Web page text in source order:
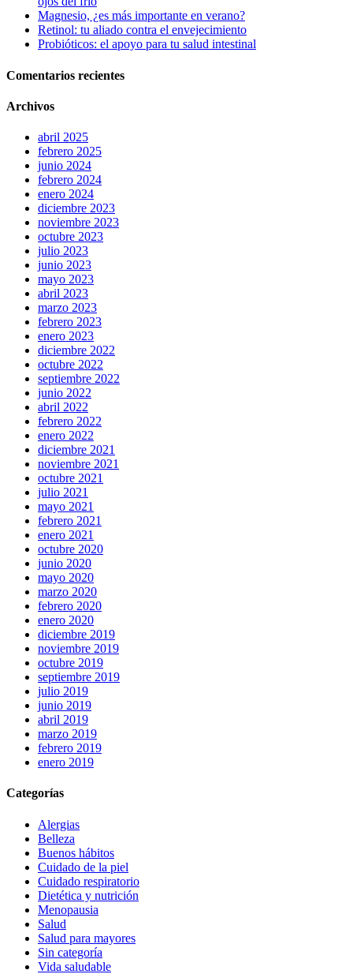
Magnesio, ¿es más importante en verano?
Retinol: tu aliado contra el envejecimiento
Probióticos: el apoyo para tu salud intestinal
Comentarios recientes
Archivos
abril 2025
febrero 2025
junio 2024
febrero 2024
enero 2024
diciembre 2023
noviembre 2023
octubre 2023
julio 2023
junio 2023
mayo 2023
abril 2023
marzo 2023
febrero 2023
enero 2023
diciembre 2022
octubre 2022
septiembre 2022
junio 2022
abril 2022
febrero 2022
enero 2022
diciembre 2021
noviembre 2021
octubre 2021
julio 2021
mayo 2021
febrero 2021
enero 2021
octubre 2020
junio 2020
mayo 2020
marzo 2020
febrero 2020
enero 2020
diciembre 2019
noviembre 2019
octubre 2019
septiembre 2019
julio 2019
junio 2019
abril 2019
marzo 2019
febrero 2019
enero 2019
Categorías
Alergias
Belleza
Buenos hábitos
Cuidado de la piel
Cuidado respiratorio
Dietética y nutrición
Menopausia
Salud
Salud para mayores
Sin categoría
Vida saludable